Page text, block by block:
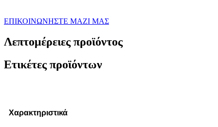
ΕΠΙΚΟΙΝΩΝΗΣΤΕ ΜΑΖΙ ΜΑΣ
Λεπτομέρειες προϊόντος
Ετικέτες προϊόντων
Χαρακτηριστικά